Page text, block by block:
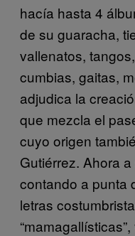
hacía hasta 4
de su guaracha,
vallenatos,
cumbias, gaitas,
adjudica la
que mezcla el
cuyo origen
Gutiérrez. Ahora
contando a punta
letras